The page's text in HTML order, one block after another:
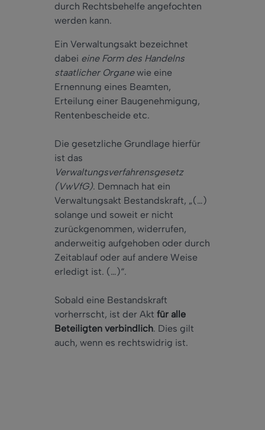
durch Rechtsbehelfe angefochten
werden kann.
Ein Verwaltungsakt bezeichnet
dabei eine Form des Handelns
staatlicher Organewie eine
Ernennung eines Beamten,
Erteilung einer Baugenehmigung,
Rentenbescheide etc.
Die gesetzliche Grundlage hierfür
ist das
Verwaltungsverfahrensgesetz
(VwVfG). Demnach hat ein
Verwaltungsakt Bestandskraft, „(…)
solange und soweit er nicht
zurückgenommen, widerrufen,
anderweitig aufgehoben oder durch
Zeitablauf oder auf andere Weise
erledigt ist. (…)“.
Sobald eine Bestandskraft
vorherrscht, ist der Akt für alle
Beteiligten verbindlich. Dies gilt
auch, wenn es rechtswidrig ist.